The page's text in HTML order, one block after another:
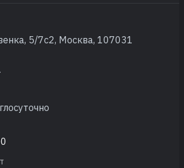
5/7с2, Москва, 107031